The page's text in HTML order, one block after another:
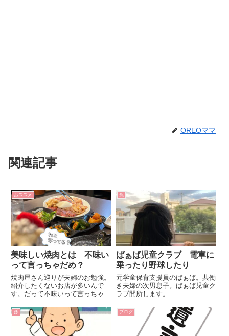
OREOママ
関連記事
おススメ
美味しい焼肉とは 不味い
って言っちゃだめ？
焼肉屋さん巡りが夫婦のお勉強。
紹介したくないお店が多いんで
す。だって不味いって言っちゃダ
孫
ばぁば児童クラブ 電車に
乗ったり野球したり
元学童保育支援員のばぁば。共働
き夫婦の次男息子。ばぁば児童ク
ラブ開所します。
孫 ブログ